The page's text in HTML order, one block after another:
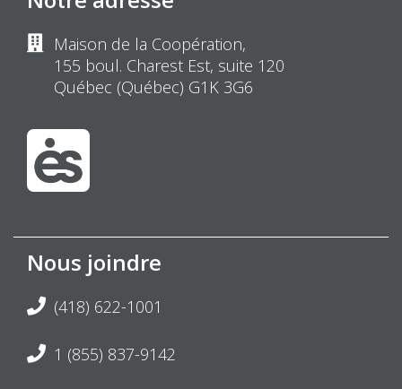
Maison de la Coopération,
155 boul. Charest Est, suite 120
Québec (Québec) G1K 3G6
Nous joindre
(418) 622-1001
1 (855) 837-9142